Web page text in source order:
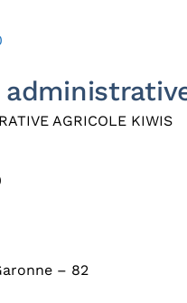
AGRICOLE KIWIS
– 82